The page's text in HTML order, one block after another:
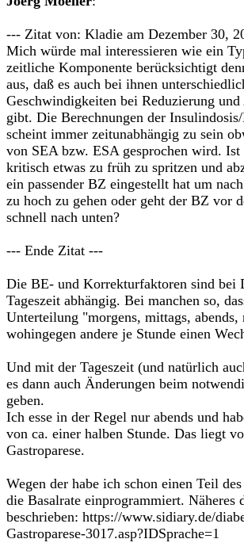
--- Zitat von: Kladie am Dezember 30,
Mich würde mal interessieren wie ein
zeitliche Komponente berücksichtigt
aus, daß es auch bei ihnen
Geschwindigkeiten bei Reduzierung
gibt. Die Berechnungen der
scheint immer zeitunabhängig zu sein
von SEA bzw. ESA gesprochen wird.
kritisch etwas zu früh zu spritzen und
ein passender BZ eingestellt hat um
zu hoch zu gehen oder geht der BZ vor
schnell nach unten?
--- Ende Zitat ---
Die BE- und Korrekturfaktoren sind bei
Tageszeit abhängig. Bei manchen so,
Unterteilung "morgens, mittags, abends,
wohingegen andere je Stunde einen
Und mit der Tageszeit (und natürlich
es dann auch Änderungen beim
geben.
Ich esse in der Regel nur abends und
von ca. einer halben Stunde. Das liegt
Gastroparese.
Wegen der habe ich schon einen Teil
die Basalrate einprogrammiert. Näheres
beschrieben: https://www.sidiary.de/
Gastroparese-3017.asp?IDSprache=1